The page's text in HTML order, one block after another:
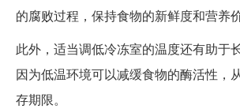
的腐败过程，保持食物的新鲜度和营养价
此外，适当调低冷冻室的温度还有助于
因为低温环境可以减缓食物的酶活性，
存期限。